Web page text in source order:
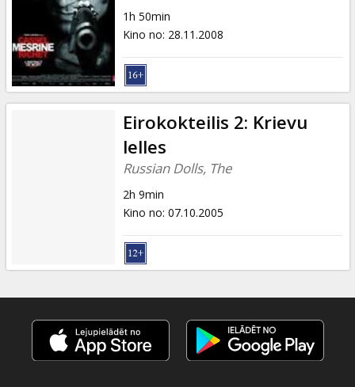
1h 50min
Kino no: 28.11.2008
Eirokokteilis 2: Krievu
lelles
Russian Dolls, The
2h 9min
Kino no: 07.10.2005